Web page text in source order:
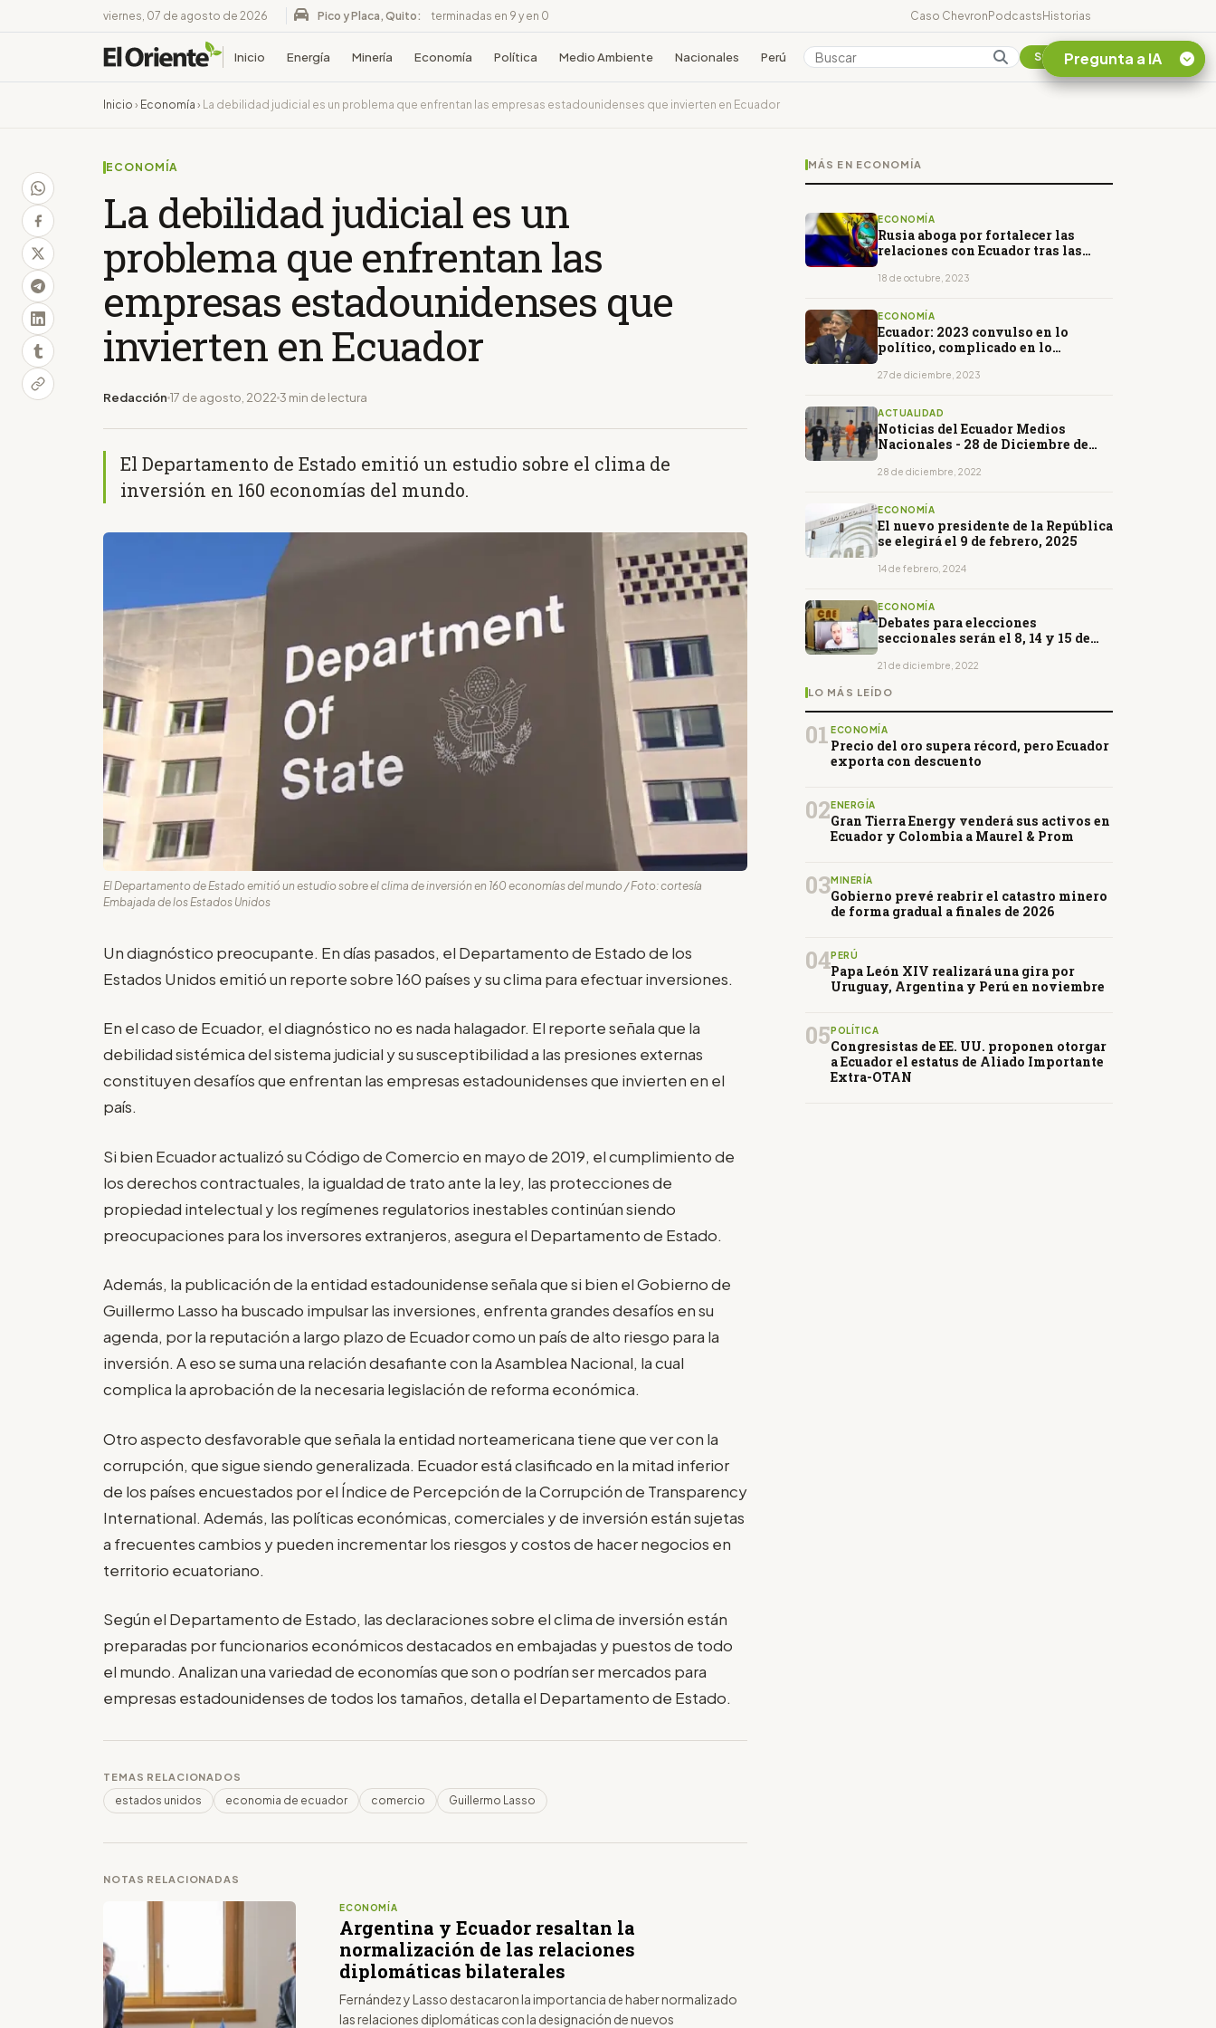
viernes, 07 de agosto de 2026 Pico y Placa, Quito: terminadas en 9 y en 0 Caso ChevronPodcastsHistorias
Inicio Energía Minería Economía Política Medio Ambiente Nacionales Perú Colombia Suscribirse
Inicio › Economía › La debilidad judicial es un problema que enfrentan las empresas estadounidenses que invierten en Ecuador
ECONOMÍA
La debilidad judicial es un
problema que enfrentan las
empresas estadounidenses que
invierten en Ecuador
Redacción 17 de agosto, 20223 min de lectura
El Departamento de Estado emitió un estudio sobre el clima de
inversión en 160 economías del mundo.
El Departamento de Estado emitió un estudio sobre el clima de inversión en 160 economías del mundo / Foto: cortesía
Embajada de los Estados Unidos
Un diagnóstico preocupante. En días pasados, el Departamento de Estado de los
Estados Unidos emitió un reporte sobre 160 países y su clima para efectuar inversiones.
En el caso de Ecuador, el diagnóstico no es nada halagador. El reporte señala que la
debilidad sistémica del sistema judicial y su susceptibilidad a las presiones externas
constituyen desafíos que enfrentan las empresas estadounidenses que invierten en el
país.
Si bien Ecuador actualizó su Código de Comercio en mayo de 2019, el cumplimiento de
los derechos contractuales, la igualdad de trato ante la ley, las protecciones de
propiedad intelectual y los regímenes regulatorios inestables continúan siendo
preocupaciones para los inversores extranjeros, asegura el Departamento de Estado.
Además, la publicación de la entidad estadounidense señala que si bien el Gobierno de
Guillermo Lasso ha buscado impulsar las inversiones, enfrenta grandes desafíos en su
agenda, por la reputación a largo plazo de Ecuador como un país de alto riesgo para la
inversión. A eso se suma una relación desafiante con la Asamblea Nacional, la cual
complica la aprobación de la necesaria legislación de reforma económica.
Otro aspecto desfavorable que señala la entidad norteamericana tiene que ver con la
corrupción, que sigue siendo generalizada. Ecuador está clasificado en la mitad inferior
de los países encuestados por el Índice de Percepción de la Corrupción de Transparency
International. Además, las políticas económicas, comerciales y de inversión están sujetas
a frecuentes cambios y pueden incrementar los riesgos y costos de hacer negocios en
territorio ecuatoriano.
Según el Departamento de Estado, las declaraciones sobre el clima de inversión están
preparadas por funcionarios económicos destacados en embajadas y puestos de todo
el mundo. Analizan una variedad de economías que son o podrían ser mercados para
empresas estadounidenses de todos los tamaños, detalla el Departamento de Estado.
TEMAS RELACIONADOS
estados unidos economia de ecuador comercio Guillermo Lasso
NOTAS RELACIONADAS
ECONOMÍA
Argentina y Ecuador resaltan la
normalización de las relaciones
diplomáticas bilaterales
Fernández y Lasso destacaron la importancia de haber normalizado
las relaciones diplomáticas con la designación de nuevos
MÁS EN ECONOMÍA
ECONOMÍA
Rusia aboga por fortalecer las
relaciones con Ecuador tras las
18 de octubre, 2023
ECONOMÍA
Ecuador: 2023 convulso en lo
político, complicado en lo
judicial
27 de diciembre, 2023
ACTUALIDAD
Noticias del Ecuador Medios
Nacionales - 28 de Diciembre de
28 de diciembre, 2022
ECONOMÍA
El nuevo presidente de la República
se elegirá el 9 de febrero, 2025
14 de febrero, 2024
ECONOMÍA
Debates para elecciones
seccionales serán el 8, 14 y 15 de
21 de diciembre, 2022
LO MÁS LEÍDO
01 ECONOMÍA
Precio del oro supera récord, pero Ecuador
exporta con descuento
02 ENERGÍA
Gran Tierra Energy venderá sus activos en
Ecuador y Colombia a Maurel & Prom
03MINERÍA
Gobierno prevé reabrir el catastro minero
de forma gradual a finales de 2026
04PERÚ
Papa León XIV realizará una gira por
Uruguay, Argentina y Perú en noviembre
05 POLÍTICA
Congresistas de EE. UU. proponen otorgar
a Ecuador el estatus de Aliado Importante
Extra-OTAN
Pregunta a IA
¿En que consiste la